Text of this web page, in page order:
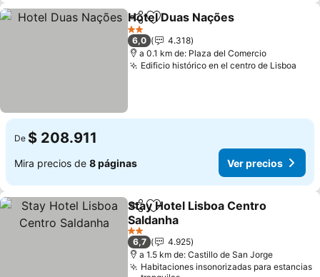
CompartirAgregar a favoritos
Hotel Duas Nações
2 Estrellas
6,0
4.318
a 0.1 km de: Plaza del Comercio
Edificio histórico en el centro de Lisboa
De $ 208.911
Mira precios de 8 páginas Ver precios
CompartirAgregar a favoritos
Stay Hotel Lisboa Centro
Saldanha
Ver precios
2 Estrellas
6,7
4.925
a 1.5 km de: Castillo de San Jorge
Habitaciones insonorizadas para estancias